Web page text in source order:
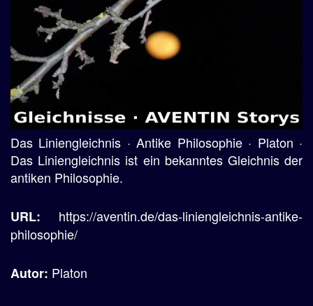
Das Liniengleichnis · Antike Philosophie · Platon ·
Das Liniengleichnis ist ein bekanntes Gleichnis der
antiken Philosophie.
URL: https://aventin.de/das-liniengleichnis-antike-
philosophie/
Autor: Platon